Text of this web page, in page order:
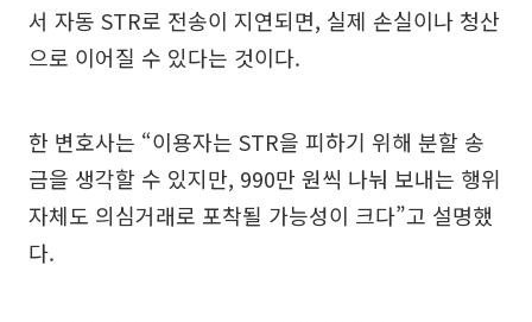
서 자동 STR로 전송이 지연되면, 실제 손실이나 청산
으로 이어질 수 있다는 것이다.
한 변호사는 “이용자는 STR을 피하기 위해 분할 송
금을 생각할 수 있지만, 990만 원씩 나눠 보내는 행위
자체도 의심거래로 포착될 가능성이 크다”고 설명했
다.